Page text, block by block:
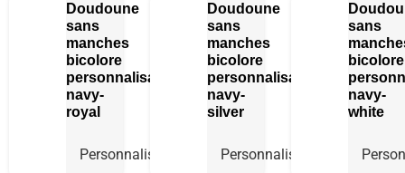
Doudoune
sans
manches
bicolore
personnalisable
navy-
royal
Personnaliser
Doudoune
sans
manches
bicolore
personnalisable
navy-
silver
Personnaliser
sans
bicolore
navy-
white